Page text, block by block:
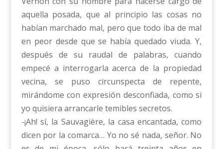
aquella posada, que al principio las cosas no
habían marchado mal, pero que todo iba de mal
en peor desde que se había quedado viuda. Y,
después de su raudal de palabras, cuando
empecé a interrogarla acerca de la propiedad
vecina, se puso circunspecta de repente,
mirándome con expresión desconfiada, como si
yo quisiera arrancarle temibles secretos.
-¡Ah! sí, la Sauvagière, la casa encantada, como
dicen por la comarca… Yo no sé nada, señor. No